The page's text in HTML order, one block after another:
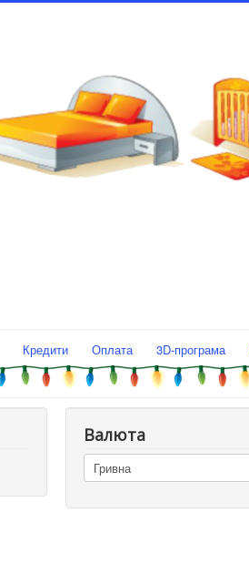
Кредити Оплата 3D-програма
Валюта